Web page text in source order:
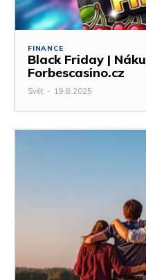
FINANCE
Black Friday |
Forbescasino.cz
Svět - 19.8.2025